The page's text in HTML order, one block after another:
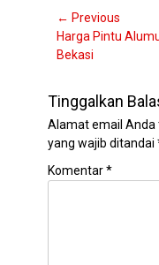
k
Navigasi
pos
← Previous
Previous
post:
Harga Pintu
Bekasi
Tinggalkan
Alamat email Anda
yang wajib ditandai
Komentar*